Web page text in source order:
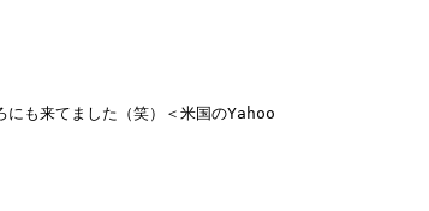
も来てました（笑）＜米国のYahoo